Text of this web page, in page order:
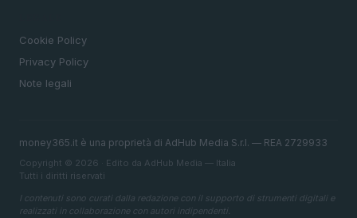
Cookie Policy
Privacy Policy
Note legali
money365.it è una proprietà di AdHub Media S.r.l. — REA 2729933
Copyright © 2026 · Edito da AdHub Media — Italia
Tutti i diritti riservati
I contenuti sono curati dalla redazione con il supporto di strumenti digitali e
realizzati in collaborazione con autori indipendenti.